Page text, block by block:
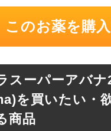
e
b
o
k
n
a
このお薬を購
スーパーアバ
を買いたい・
商品